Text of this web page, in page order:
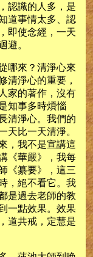
認識的人多，是
道事情太多、認
即使念經，一天
避。
哪來？清淨心來
清淨心的重要，
家的著作，沒有
知事多時煩惱
清淨心。我們的
天比一天清淨。
，我不是宣講這
《華嚴》，我每
《纂要》，這三
，絕不看它。我
是過去老師的教
一點效果。效果
道共戒，定慧是